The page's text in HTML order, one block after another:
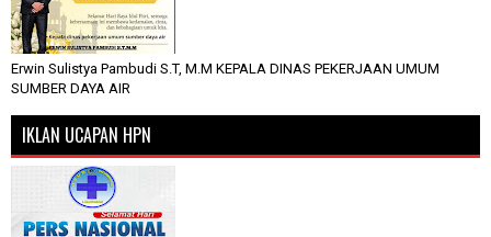
Erwin Sulistya Pambudi S.T, M.M KEPALA DINAS PEKERJAAN UMUM
SUMBER DAYA AIR
IKLAN UCAPAN HPN